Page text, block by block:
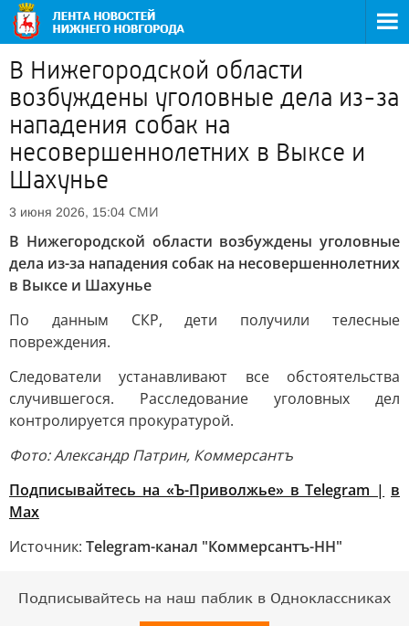
В Нижегородской области
возбуждены уголовные дела из-за
нападения собак на
несовершеннолетних в Выксе и
Шахунье
3 июня 2026, 15:04 СМИ
В Нижегородской области возбуждены уголовные
дела из-за нападения собак на несовершеннолетних
в Выксе и Шахунье
По данным СКР, дети получили телесные
повреждения.
Следователи устанавливают все обстоятельства
случившегося. Расследование уголовных дел
контролируется прокуратурой.
Фото: Александр Патрин, Коммерсантъ
Подписывайтесь на «Ъ-Приволжье» в Telegram | в
Mах
Источник: Telegram-канал "Коммерсантъ-НН"
Подписывайтесь на наш паблик в Одноклассниках